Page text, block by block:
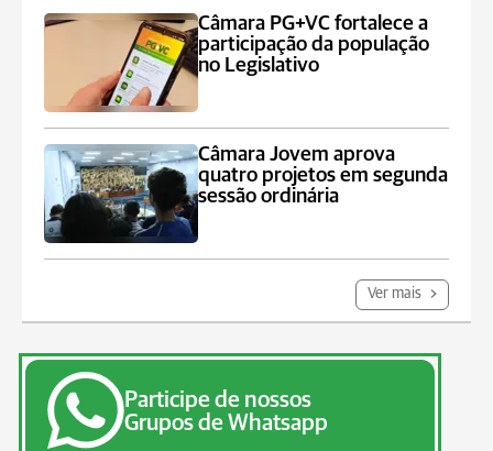
Câmara PG+VC fortalece a
participação da população
no Legislativo
Câmara Jovem aprova
quatro projetos em segunda
sessão ordinária
Ver mais
Participe de nossos
Grupos de Whatsapp